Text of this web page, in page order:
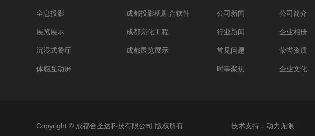
全息投影
展览展示
沉浸式餐厅
体感互动屏
成都投影机融合软件
成都亮化工程
成都展览展示
公司新闻
行业新闻
常见问题
时事聚焦
公司简介
企业相册
荣誉资质
企业文化
Copyright © 成都合圣达科技有限公司 版权所有 技术支持： 动力无限